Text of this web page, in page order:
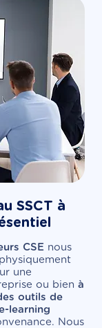
SSCT à
CSE nous
une
ou bien à
outils de
learning
Nous